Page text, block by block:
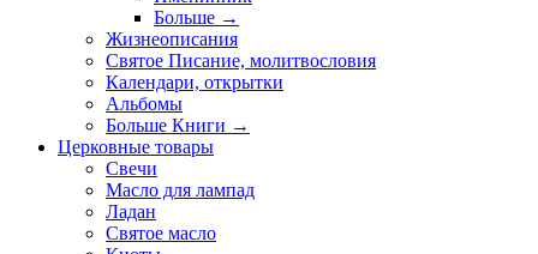
Больше →
Жизнеописания
Святое Писание, молитвословия
Календари, открытки
Альбомы
Больше Книги →
Церковные товары
Свечи
Масло для лампад
Ладан
Святое масло